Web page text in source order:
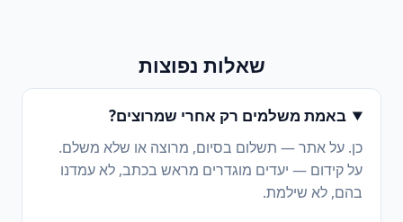
שאלות נפוצות
באמת משלמים רק אחרי שמרוצים?
כן. על אתר — תשלום בסיום, מרוצה או שלא משלם.
על קידום — יעדים מוגדרים מראש בכתב, לא עמדנו
בהם, לא שילמת.